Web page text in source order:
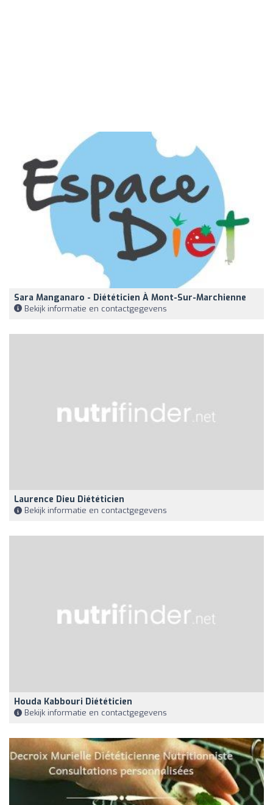
Sara Manganaro - Diététicien À Mont-Sur-Marchienne
Bekijk informatie en contactgegevens
Laurence Dieu Diététicien
Bekijk informatie en contactgegevens
Houda Kabbouri Diététicien
Bekijk informatie en contactgegevens